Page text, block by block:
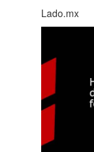
Lado.mx